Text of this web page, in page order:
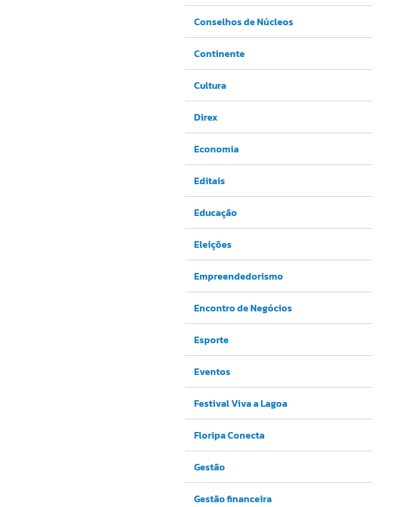
Conselhos de Núcleos
Continente
Cultura
Direx
Economia
Editais
Educação
Eleições
Empreendedorismo
Encontro de Negócios
Esporte
Eventos
Festival Viva a Lagoa
Floripa Conecta
Gestão
Gestão financeira